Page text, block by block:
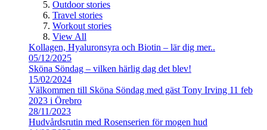
Outdoor stories
Travel stories
Workout stories
View All
Kollagen, Hyaluronsyra och Biotin – lär dig mer..
05/12/2025
Sköna Söndag – vilken härlig dag det blev!
15/02/2024
Välkommen till Sköna Söndag med gäst Tony Irving 11 feb
2023 i Örebro
28/11/2023
Hudvårdsrutin med Rosenserien för mogen hud